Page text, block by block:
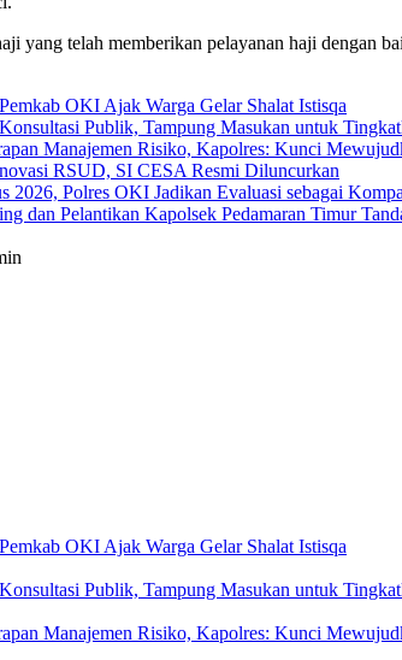
yang telah memberikan pelayanan haji
OKI Ajak Warga Gelar Shalat Istisqa
Publik, Tampung Masukan untuk
Manajemen Risiko, Kapolres: Kunci
RSUD, SI CESA Resmi Diluncurkan
2026, Polres OKI Jadikan Evaluasi sebagai
dan Pelantikan Kapolsek Pedamaran Timur
OKI Ajak Warga Gelar Shalat Istisqa
Publik, Tampung Masukan untuk
Manajemen Risiko, Kapolres: Kunci